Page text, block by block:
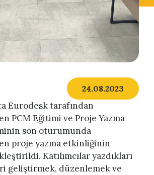
24.08.2023
Eurodesk tarafından
PCM Eğitimi ve Proje Yazma
son oturumunda
proje yazma etkinliğinin
Katılımcılar yazdıkları
geliştirmek, düzenlemek ve